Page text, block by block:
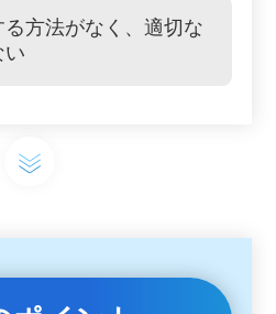
る方法がなく、適切な
い